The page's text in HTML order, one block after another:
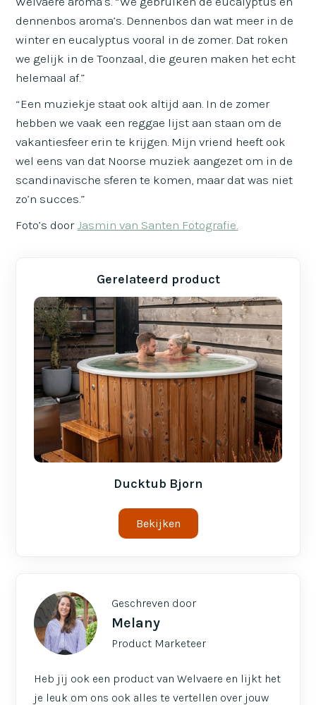
dennenbos aroma’s. Dennenbos dan wat meer in de
winter en eucalyptus vooral in de zomer. Dat roken
we gelijk in de Toonzaal, die geuren maken het echt
helemaal af.”
“Een muziekje staat ook altijd aan. In de zomer
hebben we vaak een reggae lijst aan staan om de
vakantiesfeer erin te krijgen. Mijn vriend heeft ook
wel eens van dat Noorse muziek aangezet om in de
scandinavische sferen te komen, maar dat was niet
zo’n succes.”
Foto’s door Jasmin van Santen Fotografie.
Gerelateerd product
Ducktub Bjorn
Bekijken
Geschreven door
Melany
Product Marketeer
Heb jij ook een product van Welvaere en lijkt het
je leuk om ons ook alles te vertellen over jouw